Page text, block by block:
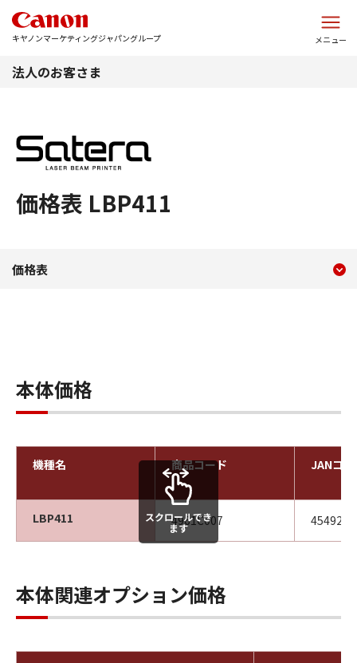
キヤノンマーケティングジャパングループ メニュー
法人のお客さま
価格表 LBP411
価格表
本体価格
機種名 商品コード JANコ
LBP411 4961C007
スクロールでき
ます
本体関連オプション価格